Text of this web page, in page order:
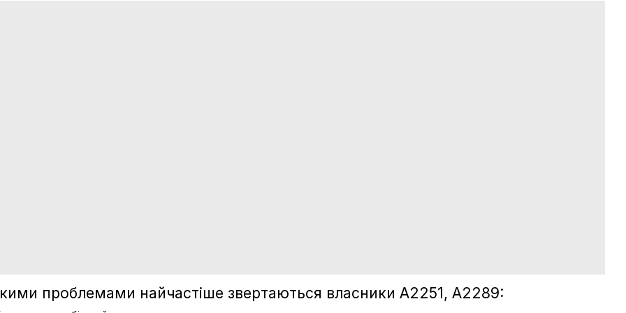
проблемами найчастіше звертаються власники A2251, А2289: